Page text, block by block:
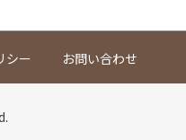
シー お問い合わせ